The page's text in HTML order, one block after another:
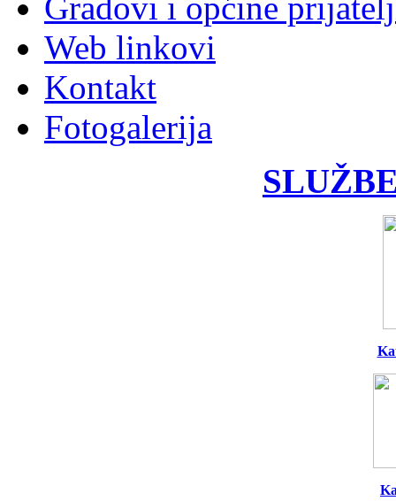
Gradovi i općine
Web linkovi
Kontakt
Fotogalerija